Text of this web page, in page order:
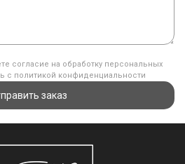
согласие на обработку персональных
с политикой конфиденциальности
заказ